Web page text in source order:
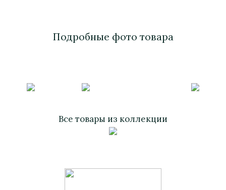
Подробные фото товара
Все товары из коллекции